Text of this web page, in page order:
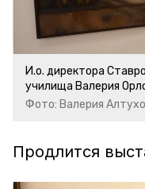
И.о. директора
училища Валерия
Фото: Валерия
Продлится